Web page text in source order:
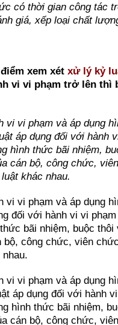
có thời gian công tác
giá, xếp loại chất
xem xét xử lý kỷ
vi vi phạm trở lên thì
vi phạm và áp dụng
áp dụng đối với hành
hình thức bãi nhiệm,
cán bộ, công chức,
khác nhau.
vi vi phạm và áp dụng
đối với hành vi vi
bãi nhiệm, buộc thôi
bộ, công chức, viên
vi phạm và áp dụng
áp dụng đối với hành
hình thức bãi nhiệm,
cán bộ, công chức,